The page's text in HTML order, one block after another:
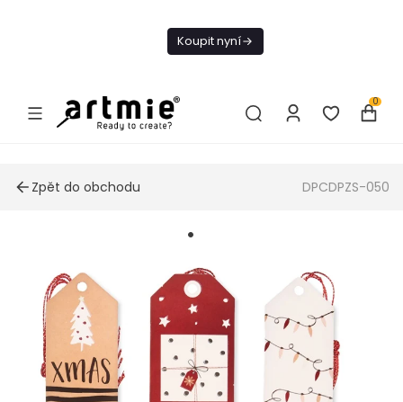
Koupit nyní
0
Zpět do obchodu DPCDPZS-050